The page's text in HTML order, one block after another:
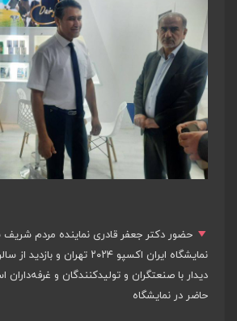
حضور دکتر جعفر قادری نماینده مردم شریف
نمایشگاه ایران اکسپو ۲۰۲۴
دیدار با صنعتگران و تولیدکنندگان و
حاضر در نمایشگاه